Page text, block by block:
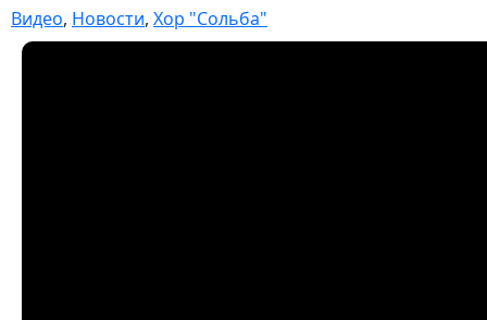
Видео, Новости, Хор "Сольба"